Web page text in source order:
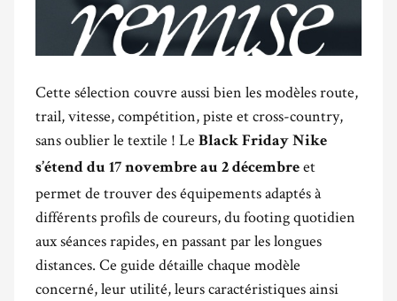
Cette sélection couvre aussi bien les modèles route,
trail, vitesse, compétition, piste et cross-country,
sans oublier le textile ! Le Black Friday Nike
s’étend du 17 novembre au 2 décembre et
permet de trouver des équipements adaptés à
différents profils de coureurs, du footing quotidien
aux séances rapides, en passant par les longues
distances. Ce guide détaille chaque modèle
concerné, leur utilité, leurs caractéristiques ainsi